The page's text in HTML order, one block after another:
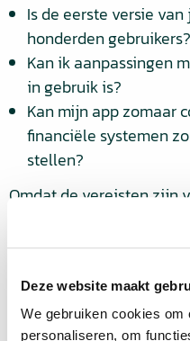
Deze website maakt
We gebruiken cookies
personaliseren, om
Is de eerste versie
honderden gebruikers?
Kan ik aanpassingen
in gebruik is?
Kan mijn app zomaar
financiële systemen
stellen?
Omdat de vereisten zijn
Governance
Wat jouw Power
governanceplan. Dit is